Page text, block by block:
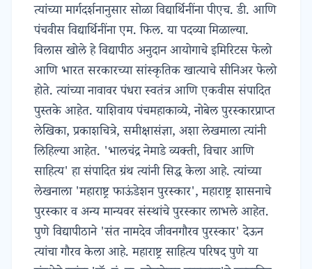
त्यांच्या मार्गदर्शनानुसार सोळा विद्यार्थिनींना पीएच. डी. आणि
पंचवीस विद्यार्थिनींना एम. फिल. या पदव्या मिळाल्या.
विलास खोले हे विद्यापीठ अनुदान आयोगाचे इमिरिटस फेलो
आणि भारत सरकारच्या सांस्कृतिक खात्याचे सीनिअर फेलो
होते. त्यांच्या नावावर पंधरा स्वतंत्र आणि एकवीस संपादित
पुस्तके आहेत. याशिवाय पंचमहाकाव्ये, नोबेल पुरस्कारप्राप्त
लेखिका, प्रकाशचित्रे, समीक्षासंज्ञा, अशा लेखमाला त्यांनी
लिहिल्या आहेत. 'भालचंद्र नेमाडे व्यक्ती, विचार आणि
साहित्य' हा संपादित ग्रंथ त्यांनी सिद्ध केला आहे. त्यांच्या
लेखनाला 'महाराष्ट्र फाऊंडेशन पुरस्कार', महाराष्ट्र शासनाचे
पुरस्कार व अन्य मान्यवर संस्थांचे पुरस्कार लाभले आहेत.
पुणे विद्यापीठाने 'संत नामदेव जीवनगौरव पुरस्कार' देऊन
त्यांचा गौरव केला आहे. महाराष्ट्र साहित्य परिषद पुणे या